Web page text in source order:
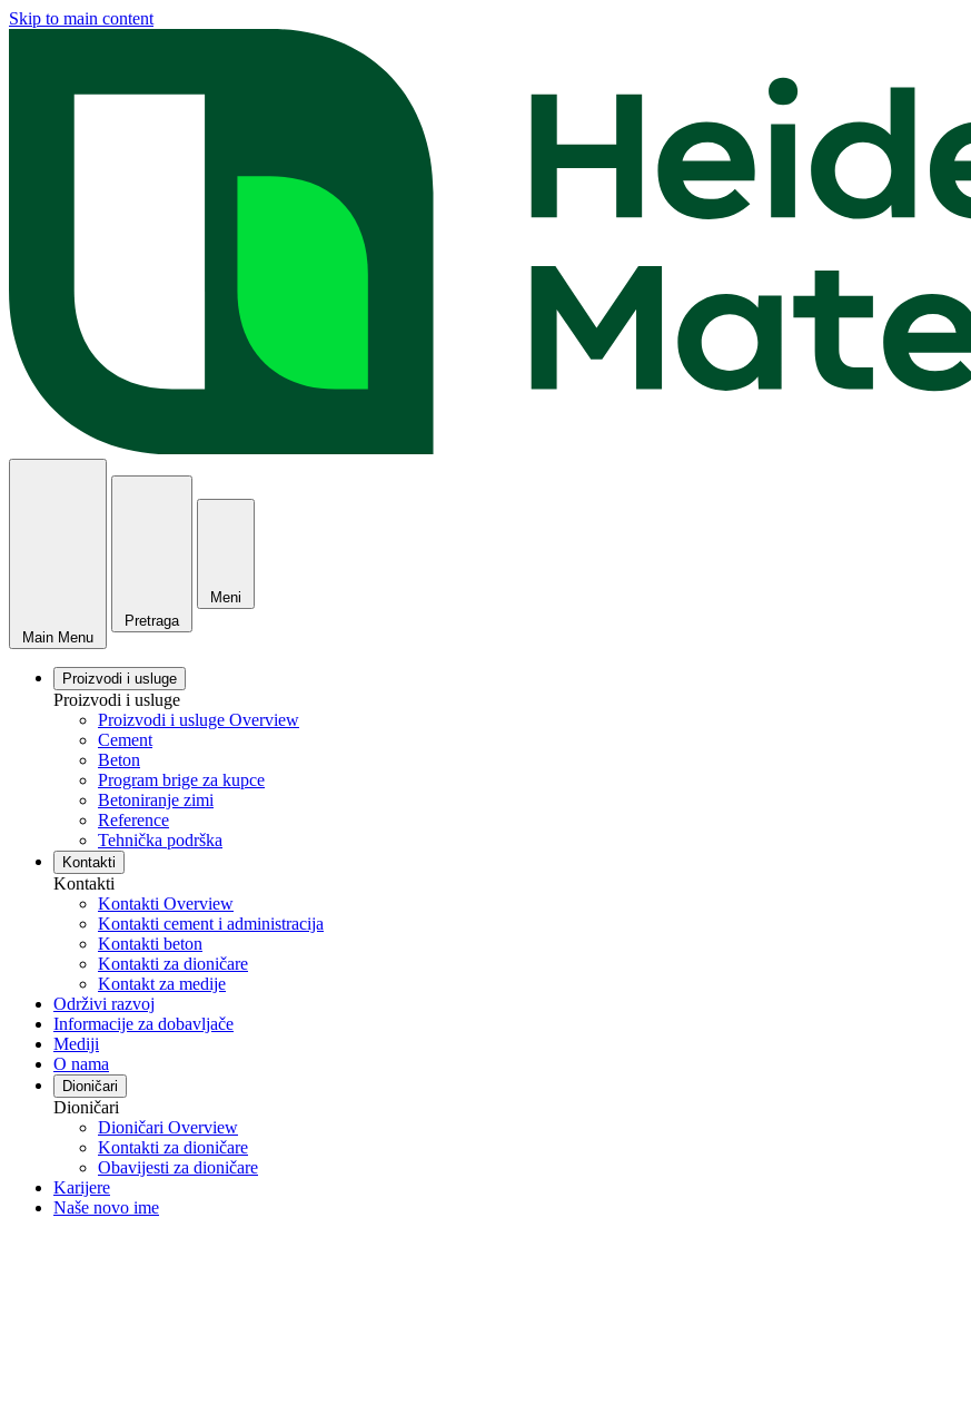
Skip to main content
Main Menu
Pretraga
Meni
Proizvodi i usluge
Proizvodi i usluge
Proizvodi i usluge Overview
Cement
Beton
Program brige za kupce
Betoniranje zimi
Reference
Tehnička podrška
Kontakti
Kontakti
Kontakti Overview
Kontakti cement i administracija
Kontakti beton
Kontakti za dioničare
Kontakt za medije
Održivi razvoj
Informacije za dobavljače
Mediji
O nama
Dioničari
Dioničari
Dioničari Overview
Kontakti za dioničare
Obavijesti za dioničare
Karijere
Naše novo ime